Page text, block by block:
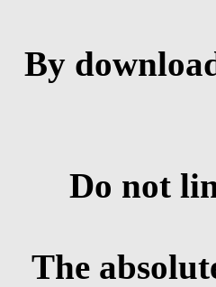
By
Do not
The